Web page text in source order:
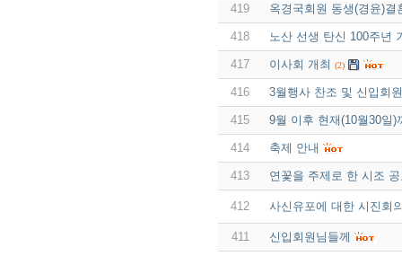
419 옥경국회원 동생(경윤)결
418 노산 선생 탄신 100주년
417 이사회 개최 (2)
416 3월행사 찬조 및 신입회
415 9월 이후 현재(10월30일
414 축제 안내
413 연꽃을 주제로 한 시조 공
412 사신유포에 대한 시진회
411 신입회원님들께